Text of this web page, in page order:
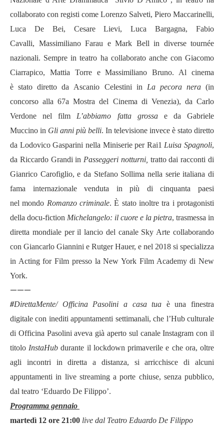
collaborato con registi come Lorenzo Salveti, Piero Maccarinelli,
Luca De Bei,
Cesare Lievi,
Luca Bargagna, Fabio
Cavalli, Massimiliano Farau e Mark Bell in diverse tournée
nazionali. Sempre in teatro ha collaborato anche con Giacomo
Ciarrapico, Mattia Torre
e Massimiliano Bruno. Al cinema
è stato diretto da
Ascanio Celestini in La pecora nera(in
concorso alla 67a Mostra del Cinema di Venezia), da Carlo
Verdone
nel film L’abbiamo fatta grossae da Gabriele
Muccino in Gli anni più belli. In televisione invece è stato diretto
da Lodovico Gasparini nella Miniserie per Rai1 Luisa Spagnoli,
da Riccardo Grandi in Passeggeri notturni, tratto dai racconti di
Gianrico Carofiglio, e da Stefano Sollima nella serie italiana di
fama internazionale venduta in più di cinquanta paesi
nel mondo Romanzo criminale.È stato inoltre tra i protagonisti
della docu-fiction Michelangelo: il cuore e la pietra, trasmessa in
diretta mondiale per il lancio del canale Sky Arte collaborando
con Giancarlo Giannini e Rutger Hauer, e nel 2018 si specializza
in Acting for Film presso la New York Film Academy di New
York.
———
#DirettaMente/ Officina Pasolini a casa tua è una finestra
digitale con inediti appuntamenti settimanali, che l’Hub culturale
di Officina Pasolini aveva giàaperto sul canale Instagram con il
titolo InstaHub durante il lockdown primaverile e che ora, oltre
agli incontri in diretta a distanza, si arricchisce di alcuni
appuntamenti in live streaming a porte chiuse, senza pubblico,
dal teatro ‘Eduardo De Filippo’.
Programma gennaio
martedì 12 ore 21:00 live dal Teatro Eduardo De Filippo